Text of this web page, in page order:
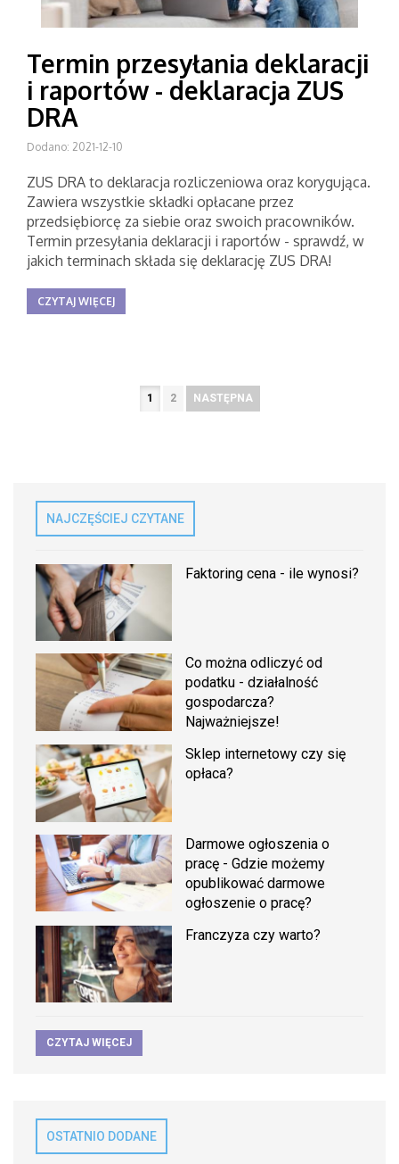
Termin przesyłania deklaracji
i raportów - deklaracja ZUS
DRA
Dodano: 2021-12-10
ZUS DRA to deklaracja rozliczeniowa oraz korygująca.
Zawiera wszystkie składki opłacane przez
przedsiębiorcę za siebie oraz swoich pracowników.
Termin przesyłania deklaracji i raportów - sprawdź, w
jakich terminach składa się deklarację ZUS DRA!
CZYTAJ WIĘCEJ
1 2 NASTĘPNA
NAJCZĘŚCIEJ CZYTANE
Faktoring cena - ile wynosi?
Co można odliczyć od
podatku - działalność
gospodarcza?
Najważniejsze!
Sklep internetowy czy się
opłaca?
Darmowe ogłoszenia o
pracę - Gdzie możemy
opublikować darmowe
ogłoszenie o pracę?
Franczyza czy warto?
CZYTAJ WIĘCEJ
OSTATNIO DODANE